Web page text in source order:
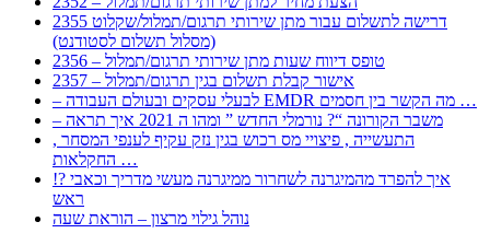
2355 דרישה לתשלום עבור מתן שירותי תרגום/תמלול/שקלוט
(מסלול תשלום לסטודנט)
2356 – טופס דיווח שעות מתן שירותי תרגום/תמלול
2357 – אישור קבלת תשלום בגין תרגום/תמלול
– לבעלי עסקים ובעולם העבודה EMDR מה הקשר בין חסמים …
– משבר הקורונה “? נורמלי החדש ” ומהו ה 2021 איך תראה
, התעשייה , פיצויי מס רכוש בגין נזק עקיף לענפי המסחר
החקלאות …
!? איך להפרד מהמיגרנה לשחרור ממיגרנה מעשי מדריך וכאבי
ראש
נוהל גילוי מרצון – הוראת שעה